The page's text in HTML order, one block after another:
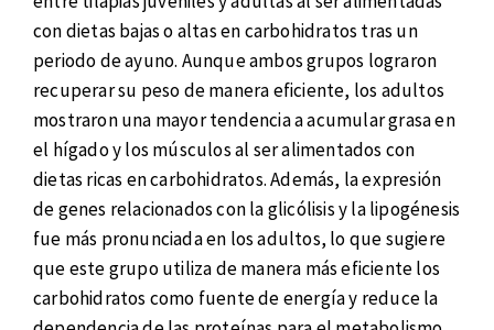
con dietas bajas o altas en carbohidratos tras un
periodo de ayuno. Aunque ambos grupos lograron
recuperar su peso de manera eficiente, los adultos
mostraron una mayor tendencia a acumular grasa en
el hígado y los músculos al ser alimentados con
dietas ricas en carbohidratos. Además, la expresión
de genes relacionados con la glicólisis y la lipogénesis
fue más pronunciada en los adultos, lo que sugiere
que este grupo utiliza de manera más eficiente los
carbohidratos como fuente de energía y reduce la